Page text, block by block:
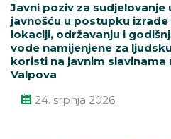
Javni poziv za sudjelovanje
javnošću u postupku
lokaciji, održavanju i
vode namijenjene za
koristi na javnim slavinama
Valpova
24. srpnja 2026.